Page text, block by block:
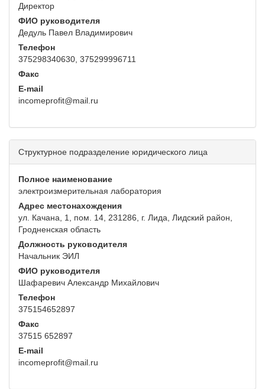
Директор
ФИО руководителя
Дедуль Павел Владимирович
Телефон
375298340630, 375299996711
Факс
E-mail
incomeprofit@mail.ru
Структурное подразделение юридического лица
Полное наименование
электроизмерительная лаборатория
Адрес местонахождения
ул. Качана, 1, пом. 14, 231286, г. Лида, Лидский район,
Гродненская область
Должность руководителя
Начальник ЭИЛ
ФИО руководителя
Шафаревич Александр Михайлович
Телефон
375154652897
Факс
37515 652897
E-mail
incomeprofit@mail.ru